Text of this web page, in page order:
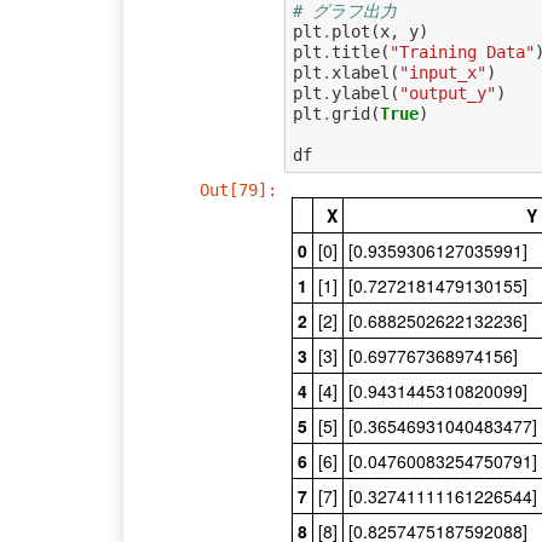
# グラフ出力
plt . plot (x, y)
plt . title( "Training Data"
plt . xlabel ( "input_x")
plt . ylabel ( "output_y")
plt . grid (True)
df
Out[79]:
X
Y
0 [0] [0.9359306127035991]
1 [1] [0.7272181479130155]
2 [2] [0.6882502622132236]
3 [3] [0.697767368974156]
4 [4] [0.9431445310820099]
5 [5] [0.36546931040483477]
6 [6] [0.04760083254750791]
7 [7] [0.32741111161226544]
8 [8] [0.8257475187592088]